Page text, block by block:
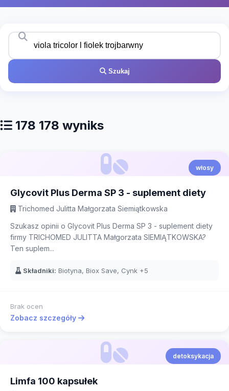
Szukaj
178 178 wyniks
włosy
Glycovit Plus Derma SP 3 - suplement diety
Trichomed Julitta Małgorzata Siemiątkowska
Szukasz opinii o Glycovit Plus Derma SP 3 - suplement diety
firmy TRICHOMED JULITTA Małgorzata SIEMIĄTKOWSKA?
Ten suplem...
Składniki: Biotyna, Biox Save, Cynk +5
Brak ocen
Zobacz szczegóły
detoksykacja
Limfa 100 kapsułek